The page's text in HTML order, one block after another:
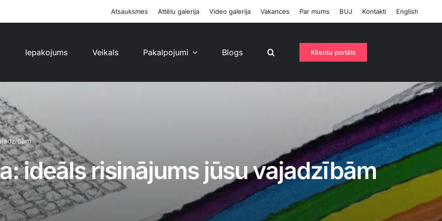
Atsauksmes Attēlu galerija Video galerija Vakances Par mums BUJ Kontakti English
Iepakojums Veikals Pakalpojumi Blogs Klientu portāls
ideāls risinājums jūsu vajadzībām